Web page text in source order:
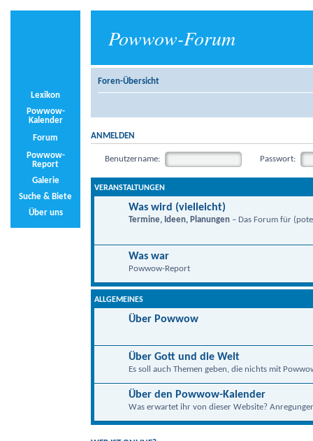
Powwow-Forum
Lexikon
Powwow-
Kalender
Forum
Powwow-
Report
Galerie
Suche & Biete
Über uns
Foren-Übersicht
ANMELDEN
Benutzername: Passwort:
VERANSTALTUNGEN
Was wird (vielleicht)
Termine, Ideen, Planungen – Das Forum für
Was war
Powwow-Report
ALLGEMEINES
Über Powwow
Über Gott und die Welt
Es soll auch Themen geben, die nichts mit
Über den Powwow-Kalender
Was erwartet ihr von dieser Website?